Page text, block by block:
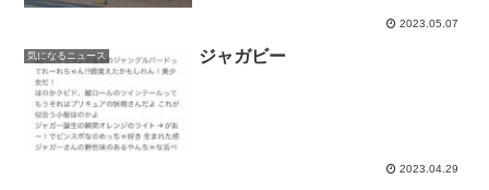
2023.05.07
気になるニュース ジャガビー
2023.04.29